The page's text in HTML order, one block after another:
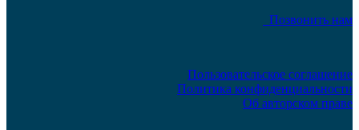
Позвонить нам
Пользовательское соглашение
Политика конфиденциальности
Об авторском праве